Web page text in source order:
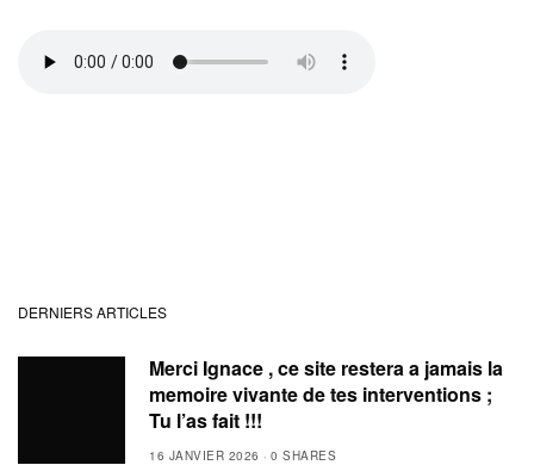
DERNIERS ARTICLES
Merci Ignace , ce site restera a jamais la
memoire vivante de tes interventions ;
Tu l’as fait !!!
16 JANVIER 2026 0 SHARES